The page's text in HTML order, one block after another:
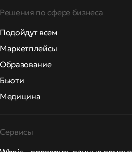
Решения по сфере бизнеса
Подойдут всем
Маркетплейсы
Образование
Бьюти
Медицина
Сервисы